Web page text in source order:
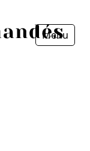
Menu
Fermer